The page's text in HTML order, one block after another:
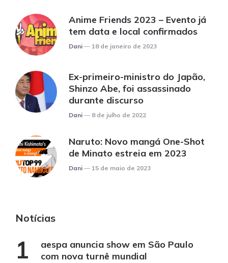
Anime Friends 2023 – Evento já
tem data e local confirmados
Posted
Dani 18 de janeiro de 2023
Ex-primeiro-ministro do Japão,
Shinzo Abe, foi assassinado
durante discurso
Posted
Dani 8 de julho de 2022
Naruto: Novo mangá One-Shot
de Minato estreia em 2023
Posted
Dani 15 de maio de 2023
Notícias
aespa anuncia show em São Paulo
com nova turnê mundial